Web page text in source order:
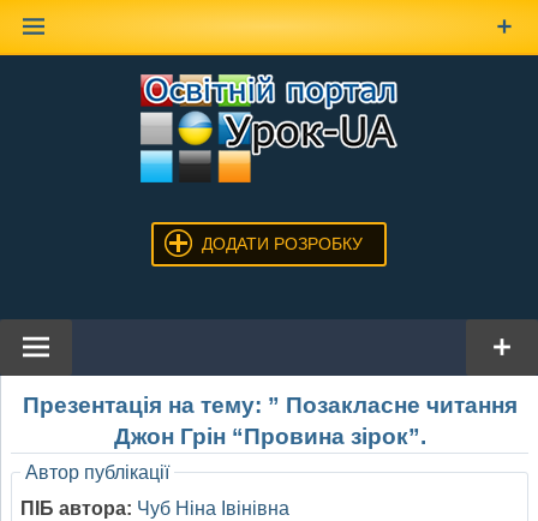
ДОДАТИ РОЗРОБКУ
Презентація на тему: ” Позакласне читання
Джон Грін “Провина зірок”.
Автор публікації
ПІБ автора: Чуб Ніна Івінівна